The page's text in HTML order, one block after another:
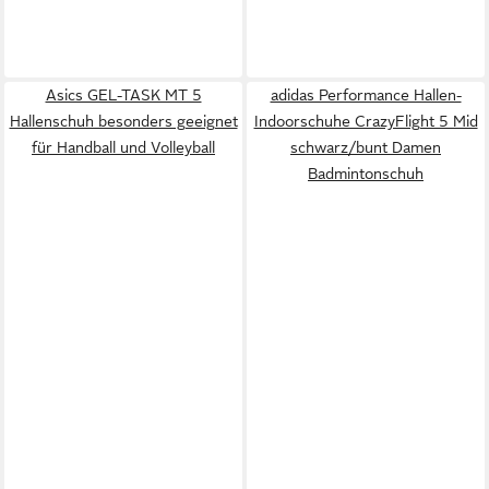
Asics GEL-TASK MT 5
Hallenschuh besonders geeignet
für Handball und Volleyball
adidas Performance Hallen-
Indoorschuhe CrazyFlight 5 Mid
schwarz/bunt Damen
Badmintonschuh